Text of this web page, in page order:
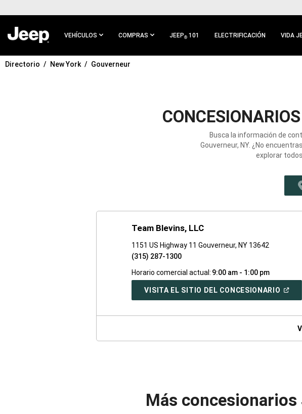
CONTENIDO
VEHÍCULOS COMPRAS JEEP® 101 ELECTRIFICACIÓN VIDA
IR A
Directorio New York Gouverneur
Busca la información de
Gouverneur, NY. ¿No
explorar
Team Blevins, LLC
1151 US Highway 11 Gouverneur, NY 13642
(315) 287-1300
Horario comercial actual: 9:00 am - 1:00 pm
VISITA EL SITIO DEL CONCESIONARIO (ABRIR
Más concesionarios